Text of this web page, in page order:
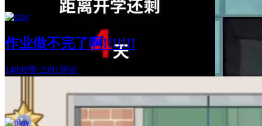
作业做不完了啊!!!!!!!
14899赞·2991评论